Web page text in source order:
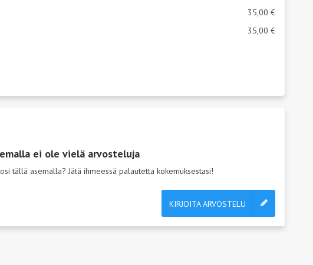
35,00 €
35,00 €
ei ole vielä arvosteluja
tällä asemalla? Jätä ihmeessä palautetta kokemuksestasi!
KIRJOITA ARVOSTELU